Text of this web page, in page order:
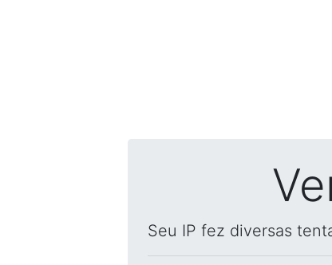
Seu IP fez diversas